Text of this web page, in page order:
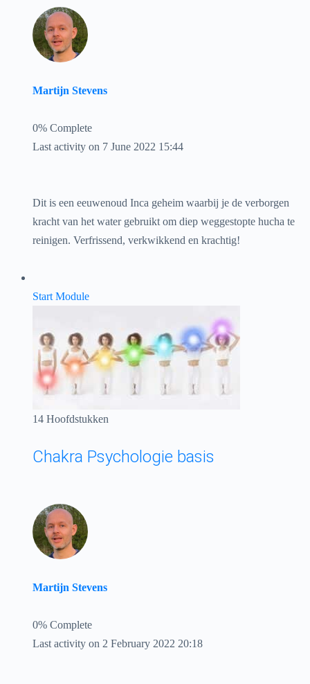
Martijn Stevens
0% Complete
Last activity on 7 June 2022 15:44
Dit is een eeuwenoud Inca geheim waarbij je de verborgen
kracht van het water gebruikt om diep weggestopte hucha te
reinigen. Verfrissend, verkwikkend en krachtig!
Start Module
14 Hoofdstukken
Chakra Psychologie basis
Martijn Stevens
0% Complete
Last activity on 2 February 2022 20:18